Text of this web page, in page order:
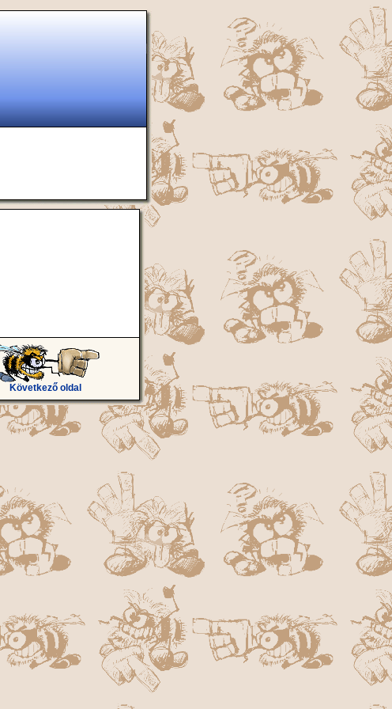
Következő oldal